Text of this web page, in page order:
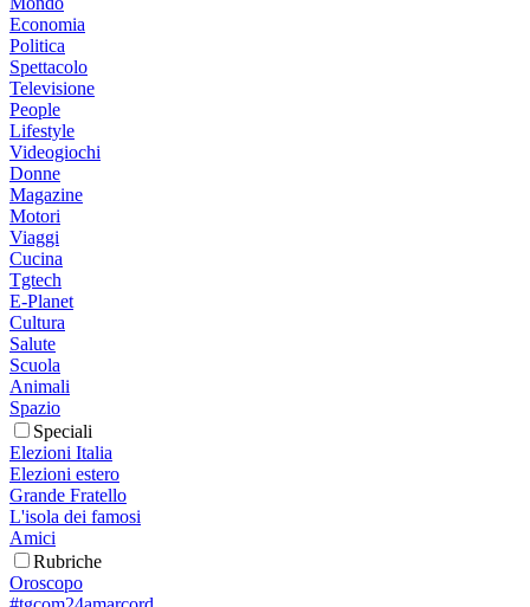
Economia
Politica
Spettacolo
Televisione
People
Lifestyle
Videogiochi
Donne
Magazine
Motori
Viaggi
Cucina
Tgtech
E-Planet
Cultura
Salute
Scuola
Animali
Spazio
Speciali
Elezioni Italia
Elezioni estero
Grande Fratello
L'isola dei famosi
Amici
Rubriche
Oroscopo